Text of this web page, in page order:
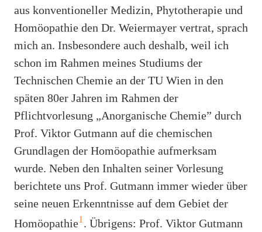
aus konventioneller Medizin, Phytotherapie und
Homöopathie den Dr. Weiermayer vertrat, sprach
mich an. Insbesondere auch deshalb, weil ich
schon im Rahmen meines Studiums der
Technischen Chemie an der TU Wien in den
späten 80er Jahren im Rahmen der
Pflichtvorlesung „Anorganische Chemie” durch
Prof. Viktor Gutmann auf die chemischen
Grundlagen der Homöopathie aufmerksam
wurde. Neben den Inhalten seiner Vorlesung
berichtete uns Prof. Gutmann immer wieder über
seine neuen Erkenntnisse auf dem Gebiet der
Homöopathie1. Übrigens: Prof. Viktor Gutmann